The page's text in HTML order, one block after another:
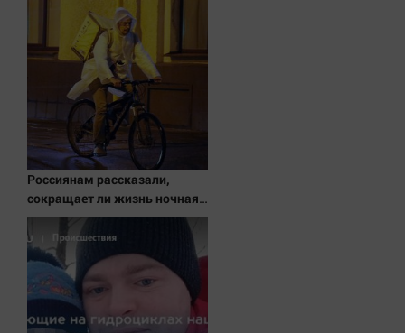
Россиянам рассказали,
сокращает ли жизнь ночная
работа